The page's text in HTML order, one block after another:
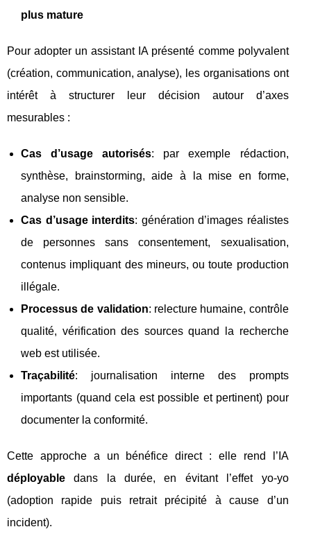
plus mature
Pour adopter un assistant IA présenté comme polyvalent
(création, communication, analyse), les organisations ont
intérêt à structurer leur décision autour d’axes
mesurables :
Cas d’usage autorisés: par exemple rédaction,
synthèse, brainstorming, aide à la mise en forme,
analyse non sensible.
Cas d’usage interdits: génération d’images réalistes
de personnes sans consentement, sexualisation,
contenus impliquant des mineurs, ou toute production
illégale.
Processus de validation: relecture humaine, contrôle
qualité, vérification des sources quand la recherche
web est utilisée.
Traçabilité: journalisation interne des prompts
importants (quand cela est possible et pertinent) pour
documenter la conformité.
Cette approche a un bénéfice direct : elle rend l’IA
déployable dans la durée, en évitant l’effet yo-yo
(adoption rapide puis retrait précipité à cause d’un
incident).